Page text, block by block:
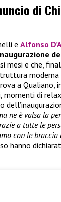
di
e Alfonso
mesi e che,
a Qualiano,
di
ne è valsa la
a tutte le
con le braccia
hanno